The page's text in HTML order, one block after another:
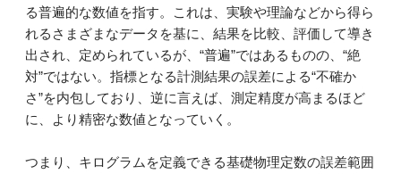
る普遍的な数値を指す。これは、実験や理論などから得ら
れるさまざまなデータを基に、結果を比較、評価して導き
出され、定められているが、“普遍”ではあるものの、“絶
対”ではない。指標となる計測結果の誤差による“不確か
さ”を内包しており、逆に言えば、測定精度が高まるほど
に、より精密な数値となっていく。
つまり、キログラムを定義できる基礎物理定数の誤差範囲